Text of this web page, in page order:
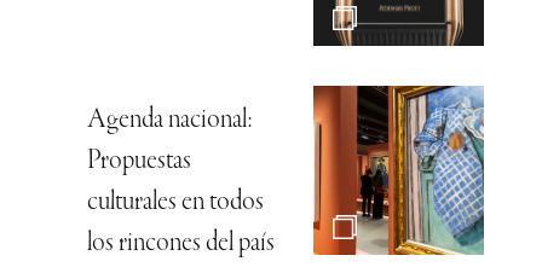
Agenda nacional:
Propuestas
culturales en todos
los rincones del país